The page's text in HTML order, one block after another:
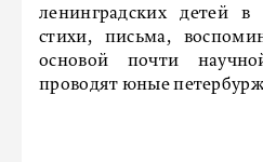
ленинградских детей в
стихи, письма,
основой почти
проводят юные